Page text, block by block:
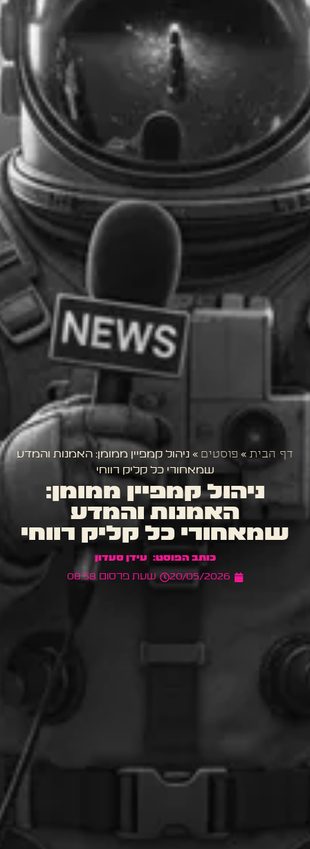
דף הבית » פוסטים » ניהול קמפיין ממומן: האמנות והמדע
שמאחורי כל קליק רווחי
ניהול קמפיין ממומן:
האמנות והמדע
שמאחורי כל קליק רווחי
עידן סעדון
20/05/2026 שעת פרסום 08:58